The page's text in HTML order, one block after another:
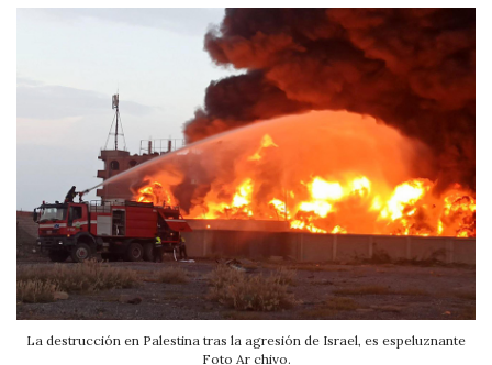
La destrucción en Palestina tras la agresión de Israel, es espeluznante
Foto Ar chivo.